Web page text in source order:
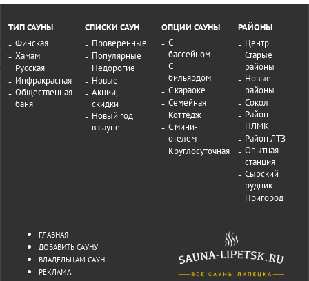
ТИП САУНЫ
Финская
Хамам
Русская
Инфракрасная
Общественная
баня
СПИСКИ САУН
Проверенные
Популярные
Недорогие
Новые
Акции,
скидки
Новый год
в сауне
ОПЦИИ САУНЫ
С
бассейном
С
бильярдом
С караоке
Семейная
Коттедж
С мини-
отелем
Круглосуточная
РАЙОНЫ
Центр
Старые
районы
Новые
районы
Сокол
Район
НЛМК
Район ЛТЗ
Опытная
станция
Сырский
рудник
Пригород
ГЛАВНАЯ
ДОБАВИТЬ САУНУ
ВЛАДЕЛЬЦАМ САУН
РЕКЛАМА